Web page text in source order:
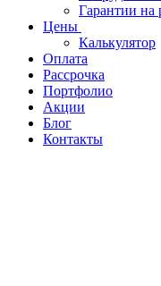
Гарантии на
Цены
Калькулятор
Оплата
Рассрочка
Портфолио
Акции
Блог
Контакты